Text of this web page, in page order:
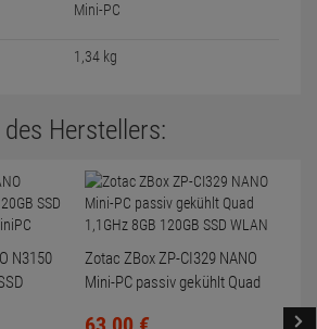
Mini-PC
1,34 kg
Herstellers:
N3150
Zotac ZBox ZP-CI329 NANO
Mini-PC passiv gekühlt Quad